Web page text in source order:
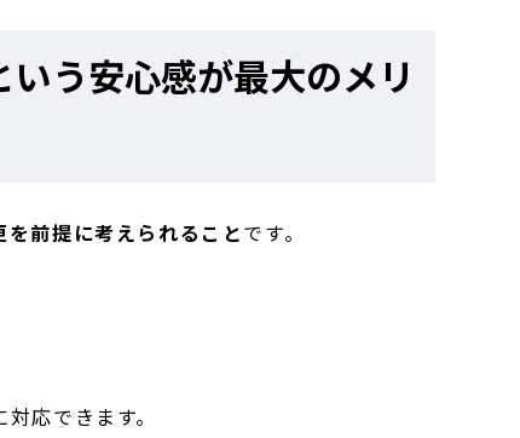
う安心感が最大のメリ
を前提に考えられることです。
応できます。